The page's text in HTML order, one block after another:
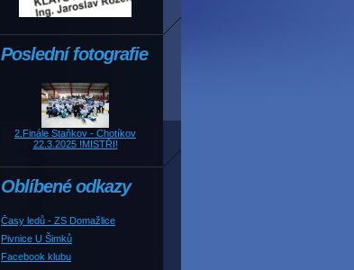
Poslední fotografie
2.Finále Staňkov - Chotíkov
22.3.2025 !MISTŘI!
Oblíbené odkazy
Časy ledů - ZS Domažlice
Pivnice U Šimků
Facebook klubu